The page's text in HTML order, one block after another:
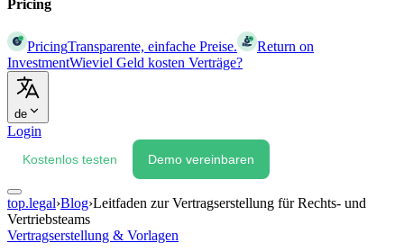
Pricing
PricingTransparente, einfache Preise.
Return on
InvestmentWieviel Geld kosten Verträge?
de
Login
Kostenlos testen Demo vereinbaren
top.legal›Blog›Leitfaden zur Vertragserstellung für Rechts- und
Vertriebsteams
Vertragserstellung & Vorlagen